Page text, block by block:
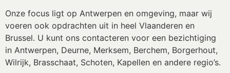
Onze focus ligt op Antwerpen en omgeving, maar wij
voeren ook opdrachten uit in heel Vlaanderen en
Brussel. U kunt ons contacteren voor een bezichtiging
in Antwerpen, Deurne, Merksem, Berchem, Borgerhout,
Wilrijk, Brasschaat, Schoten, Kapellen en andere regio’s.